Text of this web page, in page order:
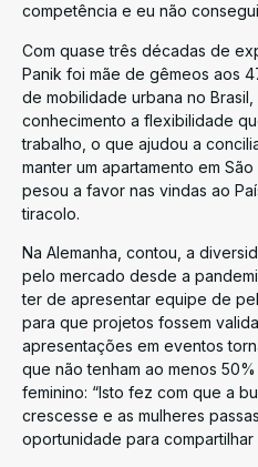
competência e eu não
Com quase três décadas de
Panik foi mãe de gêmeos aos
de mobilidade urbana no
conhecimento a flexibilidade
trabalho, o que ajudou a
manter um apartamento em
pesou a favor nas vindas ao
tiracolo.
Na Alemanha, contou, a
pelo mercado desde a
ter de apresentar equipe de
para que projetos fossem
apresentações em eventos
que não tenham ao menos
feminino: “Isto fez com que a
crescesse e as mulheres
oportunidade para compartilhar